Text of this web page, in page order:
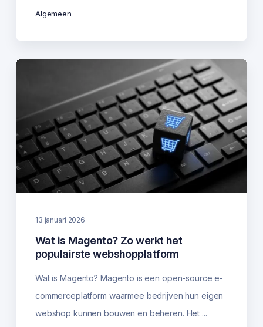
Algemeen
13 januari 2026
Wat is Magento? Zo werkt het
populairste webshopplatform
Wat is Magento? Magento is een open-source e-
commerceplatform waarmee bedrijven hun eigen
webshop kunnen bouwen en beheren. Het ...